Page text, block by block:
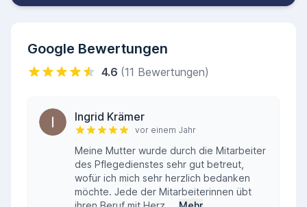
Hauswirtschaftliche Unterstützung:Eigene
sorgen für ein gepflegtes Wohnumfeld.
Rund-um-die-Uhr-Einsatz:
Die Einrichtung ist
Google Bewertungen
4.6 (11 Bewertungen)
Ingrid Krämer
vor einem Jahr
Meine Mutter wurde durch die Mitarbeiter
des Pflegedienstes sehr gut betreut,
wofür ich mich sehr herzlich bedanken
möchte. Jede der Mitarbeiterinnen übt